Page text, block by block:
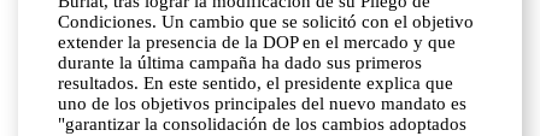
Condiciones. Un cambio que se solicitó con el objetivo
extender la presencia de la DOP en el mercado y que
durante la última campaña ha dado sus primeros
resultados. En este sentido, el presidente explica que
uno de los objetivos principales del nuevo mandato es
"garantizar la consolidación de los cambios adoptados